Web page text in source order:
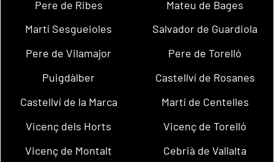
Pere de Ribes
Mateu de Bages
Martí Sesgueioles
Salvador de Guardiola
Pere de Vilamajor
Pere de Torelló
Puigdàlber
Castellví de Rosanes
Castellví de la Marca
Martí de Centelles
Vicenç dels Horts
Vicenç de Torelló
Vicenç de Montalt
Cebrià de Vallalta